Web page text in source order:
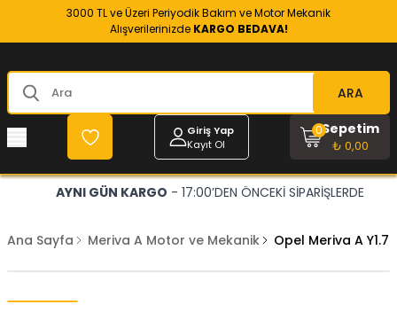
3000 TL ve Üzeri Periyodik Bakım ve Motor Mekanik
Alışverilerinizde KARGO BEDAVA!
ARA
Giriş Yap
Kayıt Ol
Sepetim
₺ 0,00
0
AYNI GÜN KARGO - 17:00’DEN ÖNCEKİ SİPARİŞLERDE
Ana Sayfa Meriva A Motor ve Mekanik Opel Meriva A